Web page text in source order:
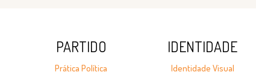
PARTIDO
Prática Política
IDENTIDADE
Identidade Visual